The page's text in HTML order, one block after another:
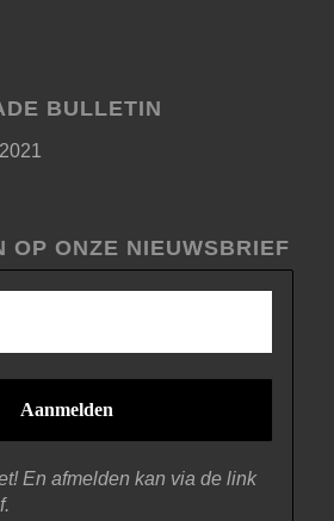
BULLETIN
OP ONZE NIEUWSBRIEF
En afmelden kan via de link